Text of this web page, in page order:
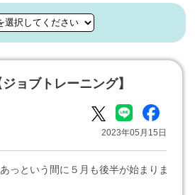
ョブトレーニング】
2023年05月15日
っという間に５月も後半が始まりま